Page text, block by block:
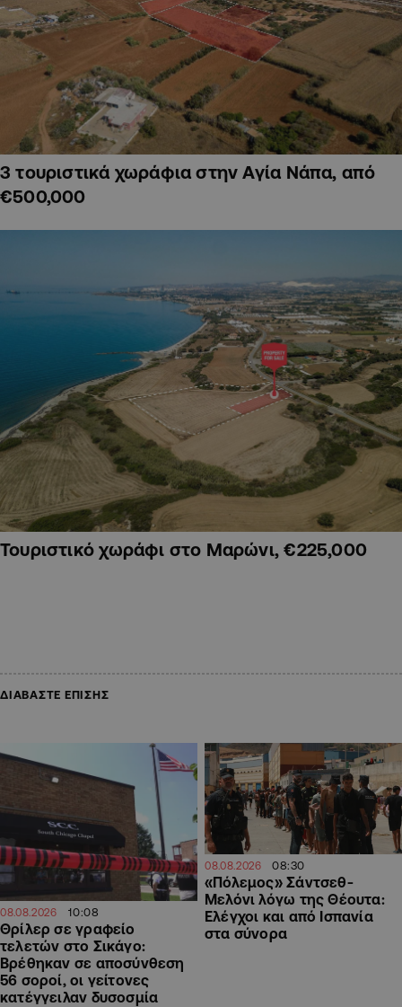
3 τουριστικά χωράφια στην Αγία Νάπα, από
€500,000
Τουριστικό χωράφι στο Μαρώνι, €225,000
ΔΙΑΒΑΣΤΕ ΕΠΙΣΗΣ
08.08.2026 10:08
Θρίλερ σε γραφείο
τελετών στο Σικάγο:
Βρέθηκαν σε αποσύνθεση
56 σοροί, οι γείτονες
κατέγγειλαν δυσοσμία
08.08.2026 08:30
«Πόλεμος» Σάντσεθ-
Μελόνι λόγω της Θέουτα:
Ελέγχοι και από Ισπανία
στα σύνορα